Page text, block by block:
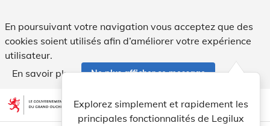
En poursuivant votre navigation vous acceptez que des
cookies soient utilisés afin d’améliorer votre expérience
utilisateur.
En savoir plus
Ne plus afficher ce message
Aller au contenu account_circle help Aide
Explorez simplement et rapidement les
principales fonctionnalités de Legilux
light_mode dark_mode